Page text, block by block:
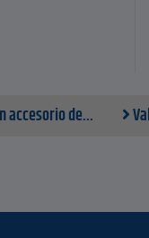
accesorio de...